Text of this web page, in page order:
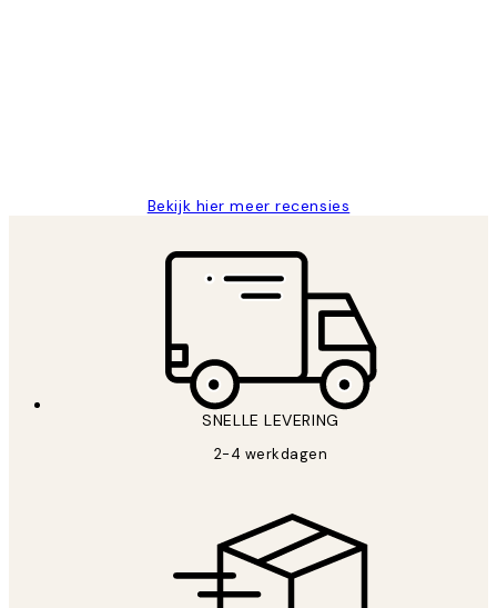
Bekijk hier meer recensies
SNELLE LEVERING
2-4 werkdagen